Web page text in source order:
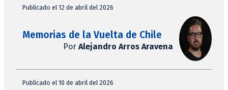
Publicado el 12 de abril del 2026
Memorias de la Vuelta de Chile
Por Alejandro Arros Aravena
Publicado el 10 de abril del 2026